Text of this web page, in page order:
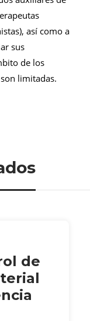
así como a
sus
de los
limitadas.
de